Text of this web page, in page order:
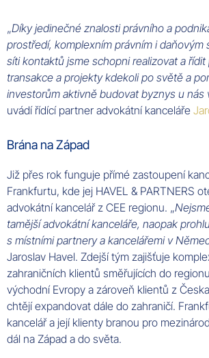
„Díky jedinečné znalosti právního a
prostředí, komplexním právním i daňovým
síti kontaktů jsme schopni realizovat a
transakce a projekty kdekoli po světě a
investorům aktivně budovat byznys u nás
uvádí řídící partner advokátní kanceláře
Brána na Západ
Již přes rok funguje přímé zastoupení
Frankfurtu, kde jej HAVEL & PARTNERS
advokátní kancelář z CEE regionu. „
tamější advokátní kanceláře, naopak
s místními partnery a kancelářemi v
Jaroslav Havel. Zdejší tým zajišťuje
zahraničních klientů směřujících do
východní Evropy a zároveň klientů z
chtějí expandovat dále do zahraničí.
kancelář a její klienty branou pro
dál na Západ a do světa.